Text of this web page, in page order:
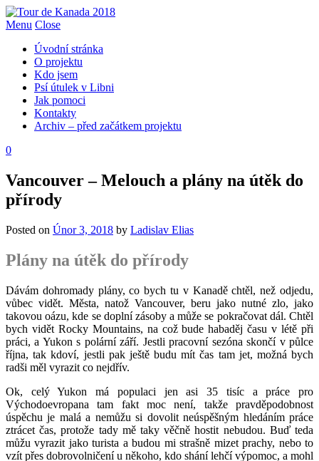
Menu Close
Úvodní stránka
O projektu
Kdo jsem
Psí útulek v Libni
Jak pomoci
Kontakty
Archiv – před začátkem projektu
0
Vancouver – Melouch a plány na útěk do
přírody
Posted on Únor 3, 2018 by Ladislav Elias
Plány na útěk do přírody
Dávám dohromady plány, co bych tu v Kanadě chtěl, než odjedu,
vůbec vidět. Města, natož Vancouver, beru jako nutné zlo, jako
takovou oázu, kde se doplní zásoby a může se pokračovat dál. Chtěl
bych vidět Rocky Mountains, na což bude habaděj času v létě při
práci, a Yukon s polární září. Jestli pracovní sezóna skončí v půlce
října, tak kdoví, jestli pak ještě budu mít čas tam jet, možná bych
radši měl vyrazit co nejdřív.
Ok, celý Yukon má populaci jen asi 35 tisíc a práce pro
Východoevropana tam fakt moc není, takže pravděpodobnost
úspěchu je malá a nemůžu si dovolit neúspěšným hledáním práce
ztrácet čas, protože tady mě taky věčně hostit nebudou. Buď teda
můžu vyrazit jako turista a budou mi strašně mizet prachy, nebo to
vzít přes dobrovolničení u někoho, kdo shání lehčí výpomoc, a mohl